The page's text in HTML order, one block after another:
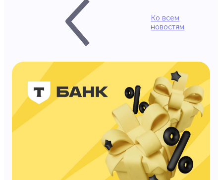
Ко всем
новостям